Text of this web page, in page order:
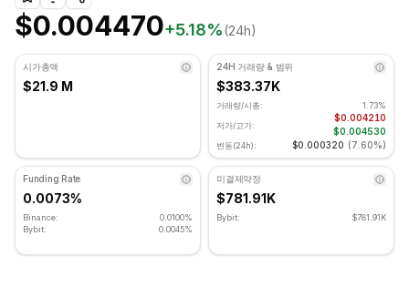
$0.004470+5.18%(24h)
시가총액
$21.9 M
24H 거래량 & 범위
$383.37K
거래량/시총:
1.73%
저가/고가:
$0.004210
$0.004530
변동(24h): $0.000320 (7.60%)
Funding Rate
0.0073%
Binance:
0.0100%
Bybit:
0.0045%
미결제약정
$781.91K
Bybit: $781.91K